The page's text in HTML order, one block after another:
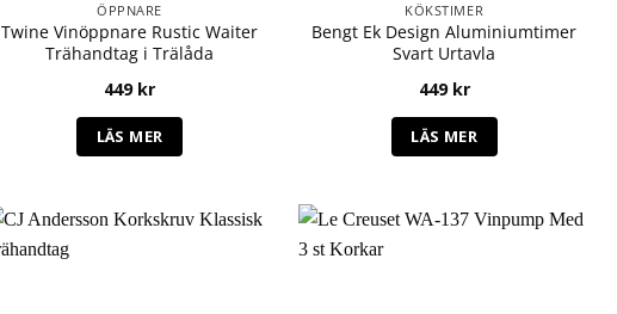
ÖPPNARE
Twine Vinöppnare Rustic Waiter
Trähandtag i Trälåda
449 kr
LÄS MER
KÖKSTIMER
Bengt Ek Design Aluminiumtimer
Svart Urtavla
449 kr
LÄS MER